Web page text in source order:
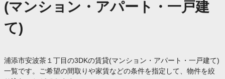
(マンション・アパート・一戸建
て)
浦添市安波茶１丁目の3DKの賃貸(マンション・アパート・一戸建て)
一覧です。ご希望の間取りや家賃などの条件を指定して、物件を絞